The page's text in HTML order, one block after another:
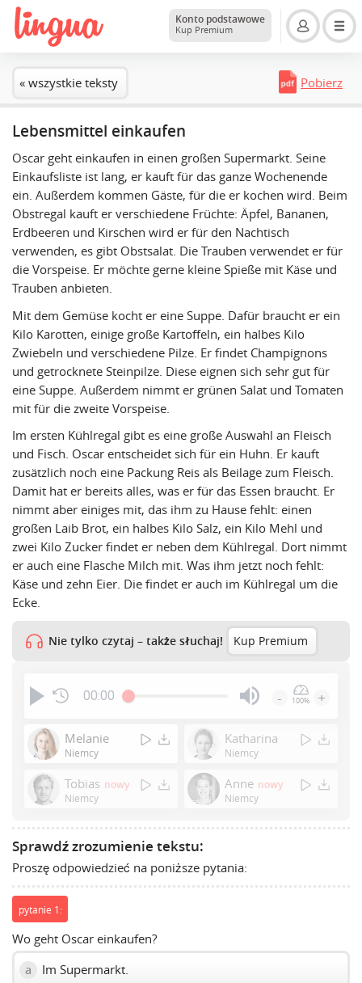
Konto podstawowe
Kup Premium
« wszystkie teksty Pobierz
Lebensmittel einkaufen
Oscar geht einkaufen in einen großen Supermarkt. Seine
Einkaufsliste ist lang, er kauft für das ganze Wochenende
ein. Außerdem kommen Gäste, für die er kochen wird. Beim
Obstregal kauft er verschiedene Früchte: Äpfel, Bananen,
Erdbeeren und Kirschen wird er für den Nachtisch
verwenden, es gibt Obstsalat. Die Trauben verwendet er für
die Vorspeise. Er möchte gerne kleine Spieße mit Käse und
Trauben anbieten.
Mit dem Gemüse kocht er eine Suppe. Dafür braucht er ein
Kilo Karotten, einige große Kartoffeln, ein halbes Kilo
Zwiebeln und verschiedene Pilze. Er findet Champignons
und getrocknete Steinpilze. Diese eignen sich sehr gut für
eine Suppe. Außerdem nimmt er grünen Salat und Tomaten
mit für die zweite Vorspeise.
Im ersten Kühlregal gibt es eine große Auswahl an Fleisch
und Fisch. Oscar entscheidet sich für ein Huhn. Er kauft
zusätzlich noch eine Packung Reis als Beilage zum Fleisch.
Damit hat er bereits alles, was er für das Essen braucht. Er
nimmt aber einiges mit, das ihm zu Hause fehlt: einen
großen Laib Brot, ein halbes Kilo Salz, ein Kilo Mehl und
zwei Kilo Zucker findet er neben dem Kühlregal. Dort nimmt
er auch eine Flasche Milch mit. Was ihm jetzt noch fehlt:
Käse und zehn Eier. Die findet er auch im Kühlregal um die
Ecke.
Nie tylko czytaj – także słuchaj! Kup Premium
00:00
Enter
or
to
show
- 100% +
Melanie
Niemcy
Katharina
Niemcy
Tobias nowy
Niemcy
Anne nowy
Niemcy
Sprawdź zrozumienie tekstu:
Proszę odpowiedzieć na poniższe pytania:
pytanie 1:
Wo geht Oscar einkaufen?
a Im Supermarkt.